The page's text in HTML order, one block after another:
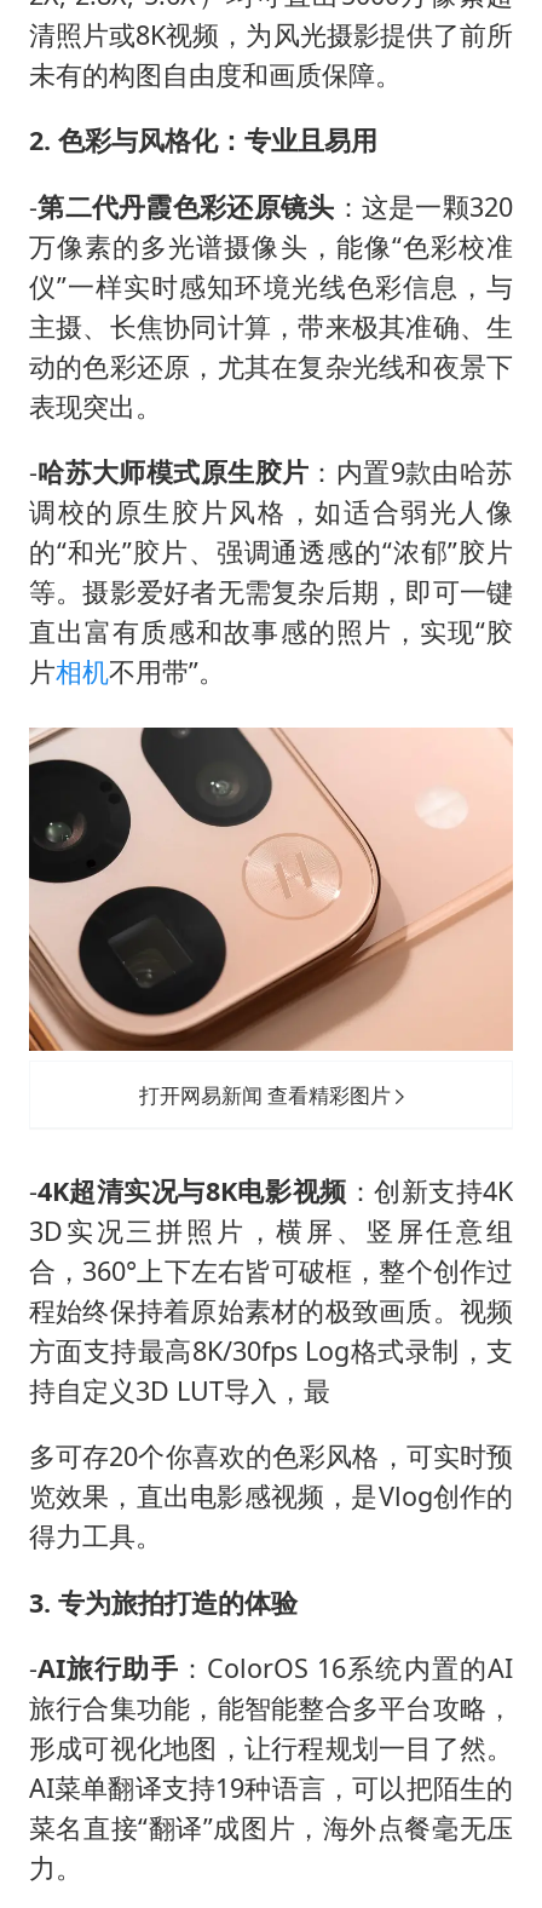
清照片或8K视频，为风光摄影提供了前所
未有的构图自由度和画质保障。
2. 色彩与风格化：专业且易用
-第二代丹霞色彩还原镜头 ：这是一颗320
万像素的多光谱摄像头，能像“色彩校准
仪”一样实时感知环境光线色彩信息，与
主摄、长焦协同计算，带来极其准确、生
动的色彩还原，尤其在复杂光线和夜景下
表现突出。
-哈苏大师模式原生胶片 ：内置9款由哈苏
调校的原生胶片风格，如适合弱光人像
的“和光”胶片、强调通透感的“浓郁”胶片
等。摄影爱好者无需复杂后期，即可一键
直出富有质感和故事感的照片，实现“胶
片相机不用带”。
打开网易新闻 查看精彩图片
-4K超清实况与8K电影视频 ：创新支持4K
3D实况三拼照片，横屏、竖屏任意组
合，360°上下左右皆可破框，整个创作过
程始终保持着原始素材的极致画质。视频
方面支持最高8K/30fps Log格式录制，支
持自定义3D LUT导入，最
多可存20个你喜欢的色彩风格，可实时预
览效果，直出电影感视频，是Vlog创作的
得力工具。
3. 专为旅拍打造的体验
-AI旅行助手 ：ColorOS 16系统内置的AI
旅行合集功能，能智能整合多平台攻略，
形成可视化地图，让行程规划一目了然。
AI菜单翻译支持19种语言，可以把陌生的
菜名直接“翻译”成图片，海外点餐毫无压
力。